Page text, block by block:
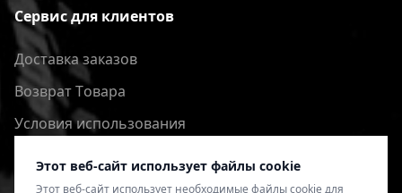
Этот веб-сайт использует файлы cookie
Этот веб-сайт использует необходимые файлы cookie для
Сервис для клиентов
Доставка заказов
Bозврат Tовара
Условия использования
Политика конфиденциальности